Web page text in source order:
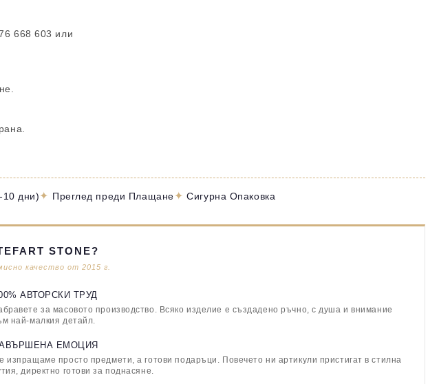
668 603 или
10 дни)✦ Преглед преди Плащане✦ Сигурна Опаковка
STONE?
качество от 2015 г.
АВТОРСКИ ТРУД
за масовото производство. Всяко изделие е създадено ръчно, с душа и внимание
най-малкия детайл.
ЕМОЦИЯ
изпращаме просто предмети, а готови подаръци. Повечето ни артикули пристигат в стилна
директно готови за поднасяне.